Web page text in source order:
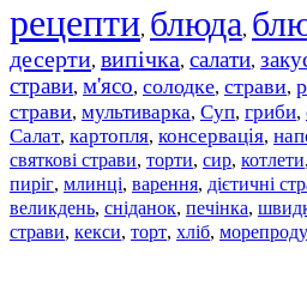
рецепти, блюда,
десерти, випічка, салати,
страви, м'ясо, солодке, страви,
страви, мультиварка, Суп, гриби,
Салат, картопля, консервація,
святкові страви, торти, сир, котлети,
пиріг, млинці, варення, дієтичні
великдень, сніданок, печінка,
страви, кекси, торт, хліб,